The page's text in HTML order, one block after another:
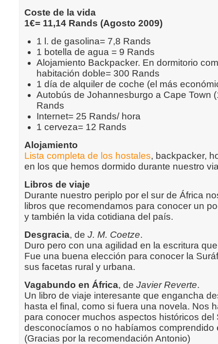
Coste de la vida
1€= 11,14 Rands (Agosto 2009)
1 l. de gasolina= 7,8 Rands
1 botella de agua = 9 Rands
Alojamiento Backpacker. En dormitorio
habitación doble= 300 Rands
1 día de alquiler de coche (el más
Autobús de Johannesburgo a Cape Town
Rands
Internet= 25 Rands/ hora
1 cerveza= 12 Rands
Alojamiento
Lista completa de los hostales, backpacker,
en los que hemos dormido durante nuestro
Libros de viaje
Durante nuestro periplo por el sur de África
libros que recomendamos para conocer un
y también la vida cotidiana del país.
Desgracia, de J. M. Coetze.
Duro pero con una agilidad en la escritura
Fue una buena elección para conocer la
sus facetas rural y urbana.
Vagabundo en África, de Javier Reverte.
Un libro de viaje interesante que engancha
hasta el final, como si fuera una novela. Nos
para conocer muchos aspectos históricos del
desconocíamos o no habíamos comprendido
(Gracias por la recomendación Antonio)